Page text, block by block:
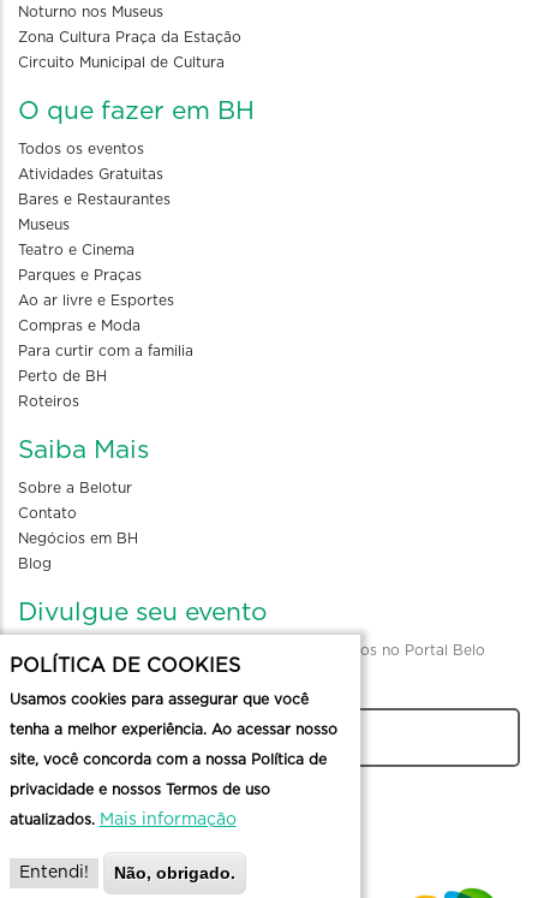
Noturno nos Museus
Zona Cultura Praça da Estação
Circuito Municipal de Cultura
O que fazer em BH
Todos os eventos
Atividades Gratuitas
Bares e Restaurantes
Museus
Teatro e Cinema
Parques e Praças
Ao ar livre e Esportes
Compras e Moda
Para curtir com a familia
Perto de BH
Roteiros
Saiba Mais
Sobre a Belotur
Contato
Negócios em BH
Blog
Divulgue seu evento
Envio de informações para divulgação de eventos no Portal Belo
Horizonte
CADASTRAR
POLÍTICA DE COOKIES
Usamos cookies para assegurar que você
tenha a melhor experiência. Ao acessar nosso
site, você concorda com a nossa Política de
privacidade e nossos Termos de uso
atualizados. Mais informação
Entendi! Não, obrigado.